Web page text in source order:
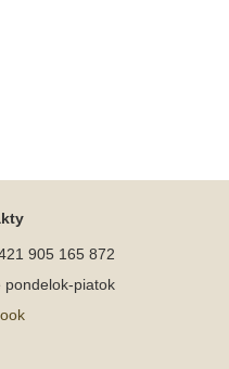
905 165 872
pondelok-piatok